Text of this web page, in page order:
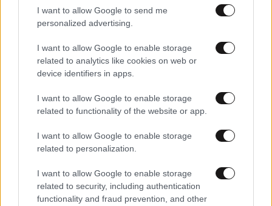
I want to allow Google to send me
personalized advertising.
I want to allow Google to enable storage
related to analytics like cookies on web or
device identifiers in apps.
I want to allow Google to enable storage
related to functionality of the website or app.
I want to allow Google to enable storage
related to personalization.
I want to allow Google to enable storage
related to security, including authentication
functionality and fraud prevention, and other
Xαρακτήρες: 0/1000
Διαβάστε και ακολουθήστε τους κανόνες σχολιασμού
ΠΡΟΣΘΗΚΗ
να το ξεπεράσει σύντομα, και να μην χάσει την πίστη